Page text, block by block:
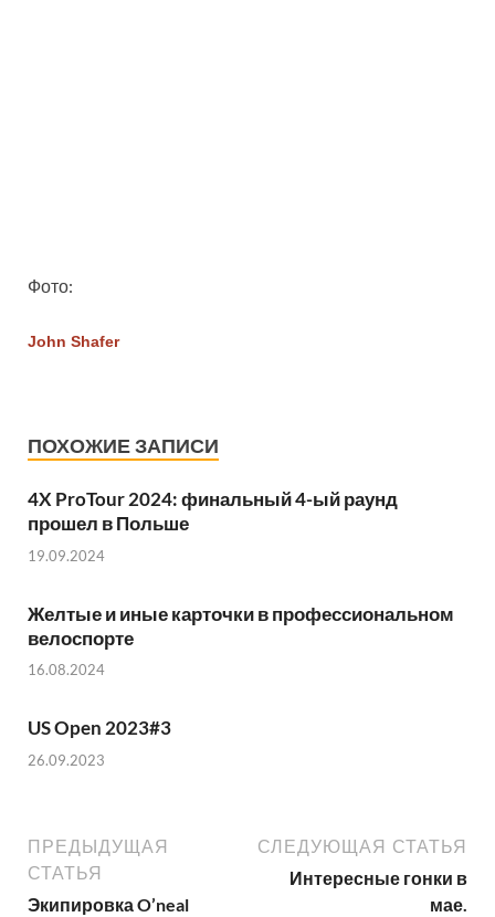
Фото:
John Shafer
ПОХОЖИЕ ЗАПИСИ
4X ProTour 2024: финальный 4-ый раунд
прошел в Польше
19.09.2024
Желтые и иные карточки в профессиональном
велоспорте
16.08.2024
US Open 2023#3
26.09.2023
ПРЕДЫДУЩАЯ
СТАТЬЯ
Экипировка O’neal
СЛЕДУЮЩАЯ СТАТЬЯ
Интересные гонки в
мае.